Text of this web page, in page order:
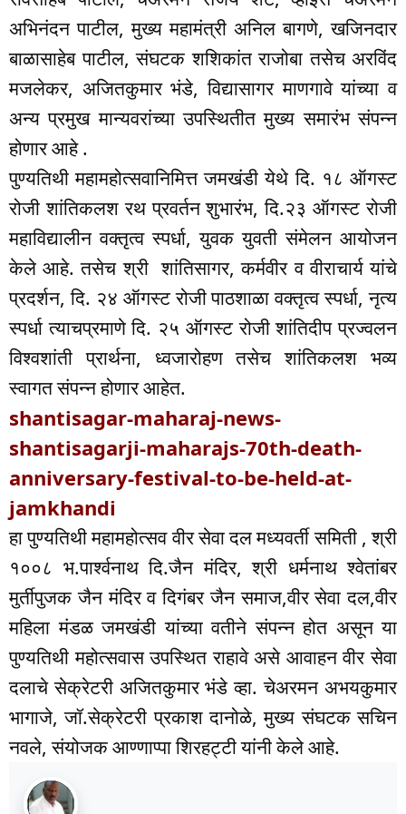
अभिनंदन पाटील, मुख्य महामंत्री अनिल बागणे, खजिनदार
बाळासाहेब पाटील, संघटक शशिकांत राजोबा तसेच अरविंद
मजलेकर, अजितकुमार भंडे, विद्यासागर माणगावे यांच्या व
अन्य प्रमुख मान्यवरांच्या उपस्थितीत मुख्य समारंभ संपन्न
होणार आहे .
पुण्यतिथी महामहोत्सवानिमित्त जमखंडी येथे दि. १८ ऑगस्ट
रोजी शांतिकलश रथ प्रवर्तन शुभारंभ, दि.२३ ऑगस्ट रोजी
महाविद्यालीन वक्तृत्व स्पर्धा, युवक युवती संमेलन आयोजन
केले आहे. तसेच श्री शांतिसागर, कर्मवीर व वीराचार्य यांचे
प्रदर्शन, दि. २४ ऑगस्ट रोजी पाठशाळा वक्तृत्व स्पर्धा, नृत्य
स्पर्धा त्याचप्रमाणे दि. २५ ऑगस्ट रोजी शांतिदीप प्रज्वलन
विश्वशांती प्रार्थना, ध्वजारोहण तसेच शांतिकलश भव्य
स्वागत संपन्न होणार आहेत.
shantisagar-maharaj-news-
shantisagarji-maharajs-70th-death-
anniversary-festival-to-be-held-at-
jamkhandi
हा पुण्यतिथी महामहोत्सव वीर सेवा दल मध्यवर्ती समिती , श्री
१००८ भ.पार्श्वनाथ दि.जैन मंदिर, श्री धर्मनाथ श्वेतांबर
मुर्तीपुजक जैन मंदिर व दिगंबर जैन समाज,वीर सेवा दल,वीर
महिला मंडळ जमखंडी यांच्या वतीने संपन्न होत असून या
पुण्यतिथी महोत्सवास उपस्थित राहावे असे आवाहन वीर सेवा
दलाचे सेक्रेटरी अजितकुमार भंडे व्हा. चेअरमन अभयकुमार
भागाजे, जॉ.सेक्रेटरी प्रकाश दानोळे, मुख्य संघटक सचिन
नवले, संयोजक आण्णाप्पा शिरहट्टी यांनी केले आहे.